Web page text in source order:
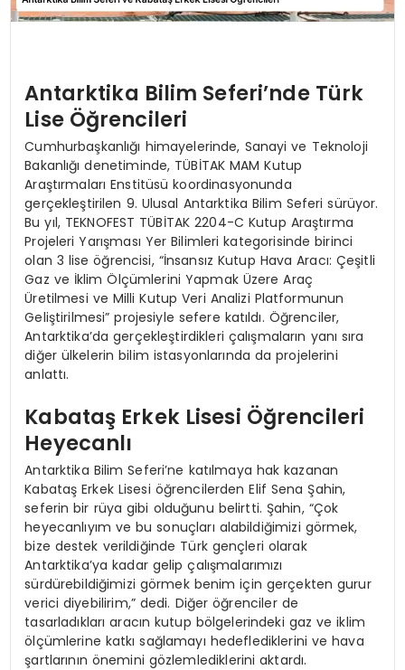
Antarktika Bilim Seferi’nde Türk
Lise Öğrencileri
Cumhurbaşkanlığı himayelerinde, Sanayi ve Teknoloji
Bakanlığı denetiminde, TÜBİTAK MAM Kutup
Araştırmaları Enstitüsü koordinasyonunda
gerçekleştirilen 9. Ulusal Antarktika Bilim Seferi sürüyor.
Bu yıl, TEKNOFEST TÜBİTAK 2204-C Kutup Araştırma
Projeleri Yarışması Yer Bilimleri kategorisinde birinci
olan 3 lise öğrencisi, “İnsansız Kutup Hava Aracı: Çeşitli
Gaz ve İklim Ölçümlerini Yapmak Üzere Araç
Üretilmesi ve Milli Kutup Veri Analizi Platformunun
Geliştirilmesi” projesiyle sefere katıldı. Öğrenciler,
Antarktika’da gerçekleştirdikleri çalışmaların yanı sıra
diğer ülkelerin bilim istasyonlarında da projelerini
anlattı.
Kabataş Erkek Lisesi Öğrencileri
Heyecanlı
Antarktika Bilim Seferi’ne katılmaya hak kazanan
Kabataş Erkek Lisesi öğrencilerden Elif Sena Şahin,
seferin bir rüya gibi olduğunu belirtti. Şahin, “Çok
heyecanlıyım ve bu sonuçları alabildiğimizi görmek,
bize destek verildiğinde Türk gençleri olarak
Antarktika’ya kadar gelip çalışmalarımızı
sürdürebildiğimizi görmek benim için gerçekten gurur
verici diyebilirim,” dedi. Diğer öğrenciler de
tasarladıkları aracın kutup bölgelerindeki gaz ve iklim
ölçümlerine katkı sağlamayı hedeflediklerini ve hava
şartlarının önemini gözlemlediklerini aktardı.